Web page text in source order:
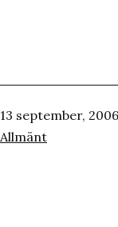
Publicerat
den
13 september, 2006
Kategoriserat
Allmänt